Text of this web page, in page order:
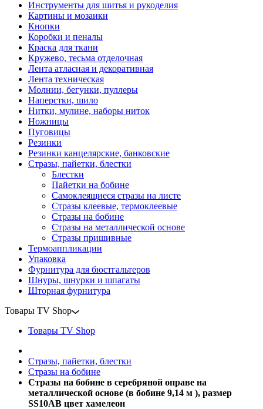
Инструменты для шитья и рукоделия
Картины и мозаики
Кнопки
Коробки и пеналы
Краска для ткани
Кружево, тесьма отделочная
Лента атласная и декоративная
Лента техническая
Молнии, бегунки, пуллеры
Наперстки, шило
Нитки, мулине, наборы ниток
Ножницы
Пуговицы
Резинки
Резинки канцелярские, банковские
Стразы, пайетки, блестки
Блестки
Пайетки на бобине
Самоклеящиеся стразы на листе
Стразы клеевые, термоклеевые
Стразы на бобине
Стразы на металлической основе
Стразы пришивные
Термоаппликации
Упаковка
Фурнитура для бюстгальтеров
Шнуры, шнурки и шпагаты
Шторная фурнитура
Товары TV Shop
Товары TV Shop
Стразы, пайетки, блестки
Стразы на бобине
Стразы на бобине в серебряной оправе на
металлической основе (в бобине 9,14 м ), размер
SS10AB цвет хамелеон